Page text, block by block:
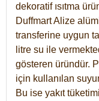
dekoratif ısıtma
Duffmart Alize
transferine uygun
litre su ile
gösteren üründür.
için kullanılan
Bu ise yakıt